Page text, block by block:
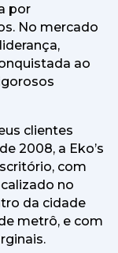
por
No mercado
ao
clientes
2008, a Eko’s
com
no
da cidade
metrô, e com